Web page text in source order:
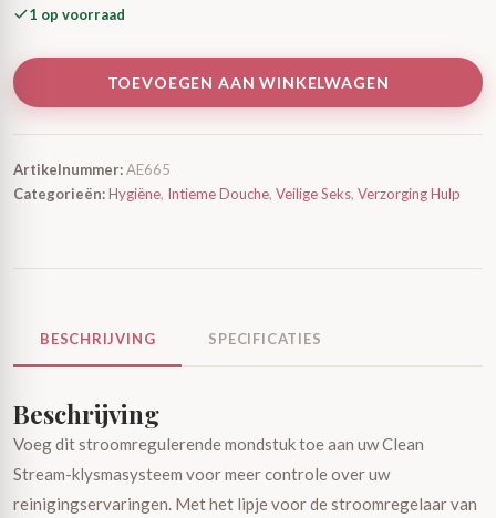
1 op voorraad
TOEVOEGEN AAN WINKELWAGEN
Artikelnummer:AE665
Categorieën:Hygiëne, Intieme Douche, Veilige Seks, Verzorging Hulp
BESCHRIJVING SPECIFICATIES
Beschrijving
Voeg dit stroomregulerende mondstuk toe aan uw Clean
Stream-klysmasysteem voor meer controle over uw
reinigingservaringen. Met het lipje voor de stroomregelaar van